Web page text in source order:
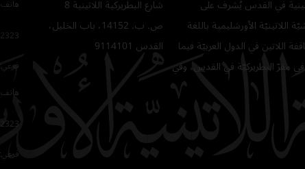
في القدس يُشرف على
اللاتينيّة الأورشليمية باللغة
اللاتين في الدول العربيّة فيما
مقرّ البطريركيّة في القدس، وفي
شارع البطريركية اللاتينية 8
ص. ب. 14152، باب الخليل،
القدس 9114101
فرعي: 464
هاتف
فرعي: 216